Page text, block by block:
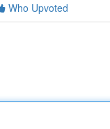
Who Upvoted